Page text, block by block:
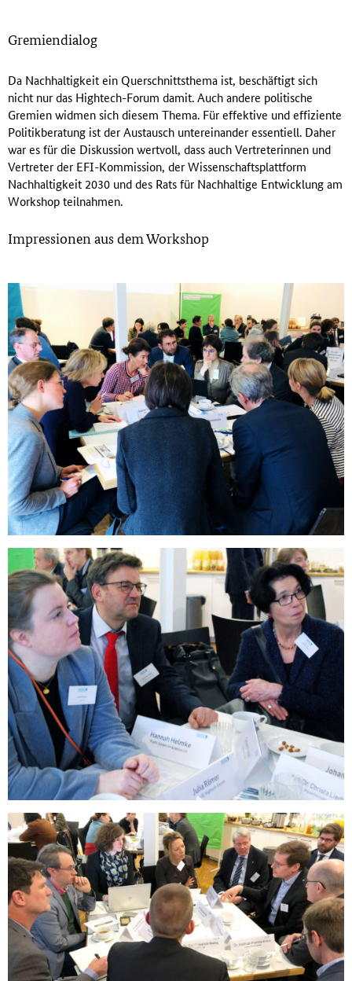
Gremiendialog
Da Nachhaltigkeit ein Querschnittsthema ist, beschäftigt sich
nicht nur das Hightech-Forum damit. Auch andere politische
Gremien widmen sich diesem Thema. Für effektive und effiziente
Politikberatung ist der Austausch untereinander essentiell. Daher
war es für die Diskussion wertvoll, dass auch Vertreterinnen und
Vertreter der EFI-Kommission, der Wissenschaftsplattform
Nachhaltigkeit 2030 und des Rats für Nachhaltige Entwicklung am
Workshop teilnahmen.
Impressionen aus dem Workshop